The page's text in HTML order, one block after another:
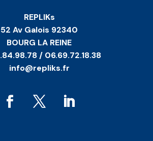
REPLIKs
52 Av Galois 92340
BOURG LA REINE
/ 06.69.72.18.38
info@repliks.fr